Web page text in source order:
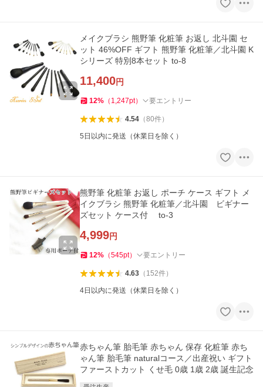
メイクブラシ 熊野筆 化粧筆 お返し 北斗園 セ
ット 46%OFF ギフト 熊野筆 化粧筆／北斗園 K
シリーズ 特別8本セット to-8
11,400円
12% （ 1,247pt） 要エントリー
4.54（80件）
5日以内に発送（休業日を除く）
熊野筆 化粧筆 お返し ポーチ ケース ギフト メ
イクブラシ 熊野筆 化粧筆／北斗園 ビギナー
ズセット ケース付 to-3
4,999円
12% （545pt） 要エントリー
4.63（ 152件）
4日以内に発送（休業日を除く）
赤ちゃん筆 胎毛筆 赤ちゃん 保存 化粧筆 赤ち
ゃん筆 胎毛筆 naturalコース／出産祝い ギフト
ファーストカット くせ毛 0歳 1歳 2歳 誕生記念